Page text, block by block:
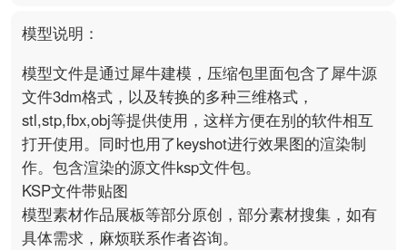
模型说明：
模型文件是通过犀牛建模，压缩包里面包含了犀牛源
文件3dm格式，以及转换的多种三维格式，
stl,stp,fbx,obj等提供使用，这样方便在别的软件相互
打开使用。同时也用了keyshot进行效果图的渲染制
作。包含渲染的源文件ksp文件包。
KSP文件带贴图
模型素材作品展板等部分原创，部分素材搜集，如有
具体需求，麻烦联系作者咨询。